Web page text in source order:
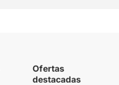
Ofertas
destacadas